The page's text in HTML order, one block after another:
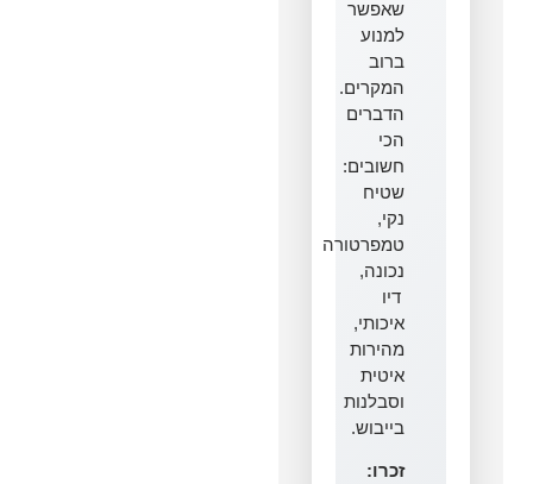
שאפשר
למנוע
ברוב
המקרים.
הדברים
הכי
חשובים:
שטיח
נקי,
טמפרטורה
נכונה,
דיו
איכותי,
מהירות
איטית
וסבלנות
בייבוש.
זכרו: